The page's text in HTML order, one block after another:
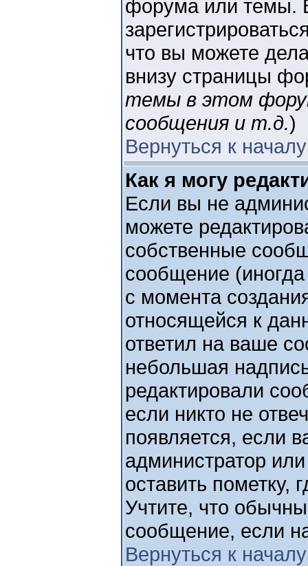
форума или темы.
что вы можете
внизу страницы
темы в этом
сообщения и т.д.)
Вернуться к началу
Как я могу
Если вы не
можете
собственные
сообщение (иногда
с момента
относящейся к
ответил на ваше
небольшая
редактировали
если никто не
появляется, если
администратор
оставить пометку,
Учтите, что
сообщение, если
Вернуться к началу